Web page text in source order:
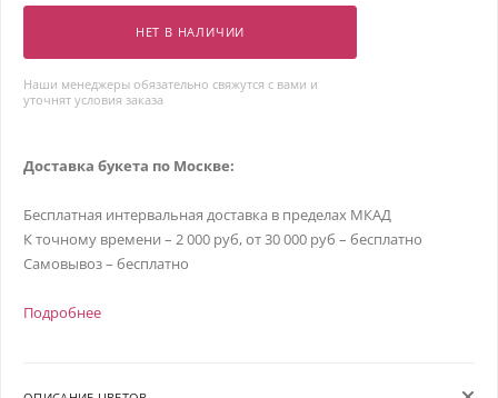
НЕТ В НАЛИЧИИ
Наши менеджеры обязательно свяжутся с вами и
уточнят условия заказа
Доставка букета по Москве:
Бесплатная интервальная доставка в пределах МКАД
К точному времени – 2 000 руб, от 30 000 руб – бесплатно
Самовывоз – бесплатно
Подробнее